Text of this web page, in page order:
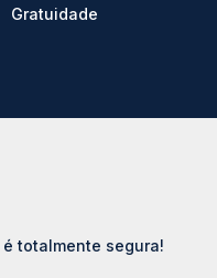
Gratuidade
totalmente segura!